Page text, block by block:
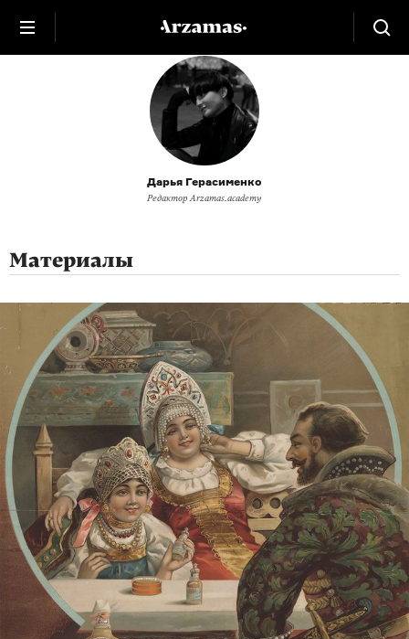
Дарья Герасименко
Редактор Arzamas.academy
Материалы